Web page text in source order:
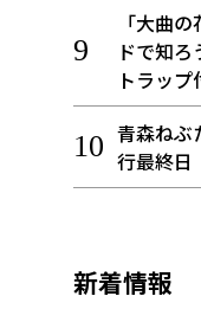
「大曲
ドで知
トラップ
青森ね
行最終日
新着情報